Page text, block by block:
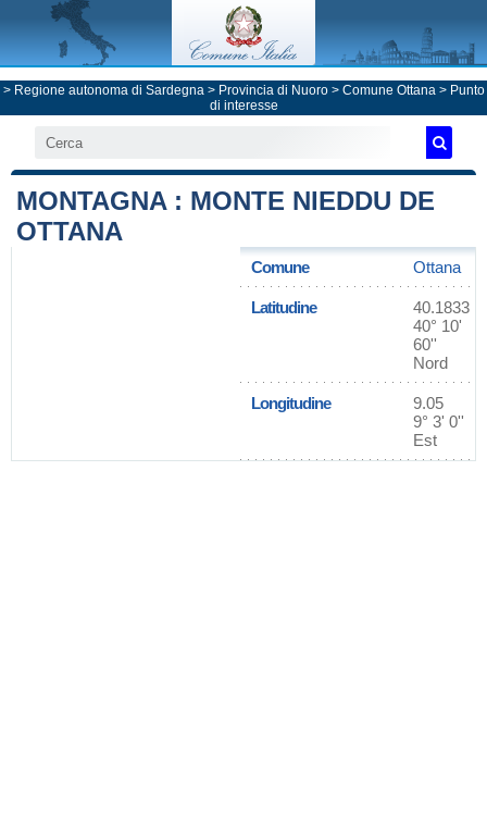
> Regione autonoma di Sardegna> Provincia di Nuoro> Comune Ottana> Punto
di interesse
MONTAGNA : MONTE NIEDDU DE
OTTANA
Comune Ottana
Latitudine
40.1833
40° 10'
60''
Nord
Longitudine
9.05
9° 3' 0''
Est